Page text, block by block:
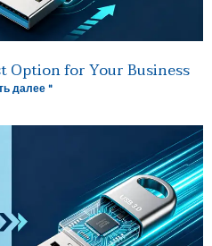
Option for Your Business
далее "